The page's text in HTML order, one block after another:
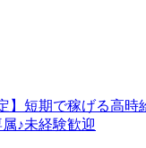
】短期で稼げる高
♪未経験歓迎